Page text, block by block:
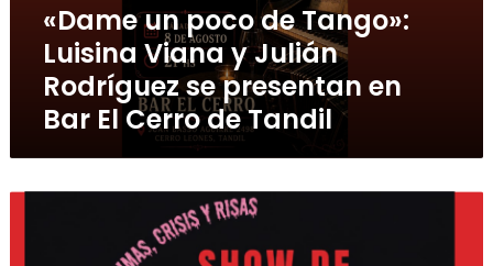
«Dame un poco de Tango»:
Luisina Viana y Julián
Rodríguez se presentan en
Bar El Cerro de Tandil